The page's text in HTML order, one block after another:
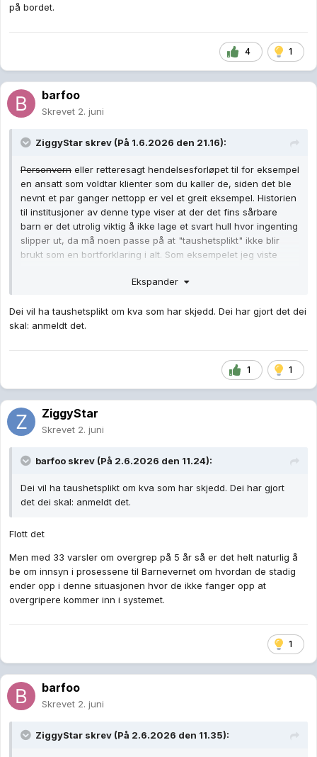
på bordet.
4 1
barfoo
Skrevet 2. juni
ZiggyStar skrev (På 1.6.2026 den 21.16):
Personvern eller retteresagt hendelsesforløpet til for eksempel
en ansatt som voldtar klienter som du kaller de, siden det ble
nevnt et par ganger nettopp er vel et greit eksempel. Historien
til institusjoner av denne type viser at der det fins sårbare
barn er det utrolig viktig å ikke lage et svart hull hvor ingenting
slipper ut, da må noen passe på at "taushetsplikt" ikke blir
brukt som en bortforklaring i alt. Som eksempelet jeg viste
Ekspander
Dei vil ha taushetsplikt om kva som har skjedd. Dei har gjort det dei
skal: anmeldt det.
1 1
ZiggyStar
Skrevet 2. juni
barfoo skrev (På 2.6.2026 den 11.24):
Dei vil ha taushetsplikt om kva som har skjedd. Dei har gjort
det dei skal: anmeldt det.
Flott det
Men med 33 varsler om overgrep på 5 år så er det helt naturlig å
be om innsyn i prosessene til Barnevernet om hvordan de stadig
ender opp i denne situasjonen hvor de ikke fanger opp at
overgripere kommer inn i systemet.
1
barfoo
Skrevet 2. juni
ZiggyStar skrev (På 2.6.2026 den 11.35):